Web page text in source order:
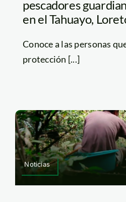
pescadores
en el Tahuayo,
Conoce a las personas
protección [...]
Noticias